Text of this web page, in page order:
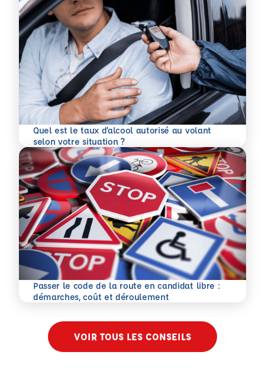
Quel est le taux d’alcool autorisé au volant
selon votre situation ?
En savoir plus
Passer le code de la route en candidat libre :
démarches, coût et déroulement
En savoir plus
VOIR TOUS LES CONSEILS